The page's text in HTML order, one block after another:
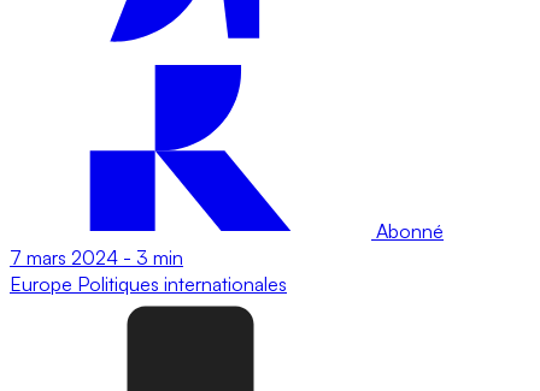
Abonné
7 mars 2024 - 3 min
Europe Politiques internationales